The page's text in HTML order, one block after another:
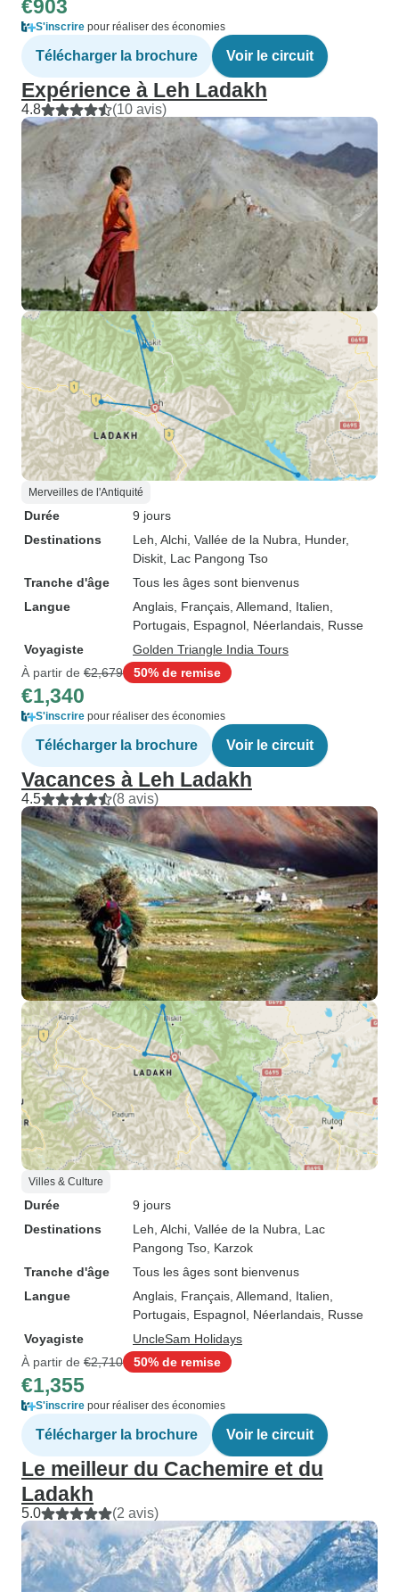
€903
S'inscrire pour réaliser des économies
Télécharger la brochure Voir le circuit
Expérience à Leh Ladakh
4.8 (10 avis)
Merveilles de l'Antiquité
Durée
9 jours
Destinations
Leh , Alchi , Vallée de la Nubra , Hunder,
Diskit , Lac Pangong Tso
Tranche d'âge
Tous les âges sont bienvenus
Langue
Anglais, Français, Allemand, Italien,
Portugais, Espagnol, Néerlandais, Russe
Voyagiste
Golden Triangle India Tours
À partir de €2,679 50% de remise
€1,340
S'inscrire pour réaliser des économies
Télécharger la brochure Voir le circuit
Vacances à Leh Ladakh
4.5 (8 avis)
Villes & Culture
Durée
9 jours
Destinations
Leh , Alchi , Vallée de la Nubra , Lac
Pangong Tso , Karzok
Tranche d'âge
Tous les âges sont bienvenus
Langue
Anglais, Français, Allemand, Italien,
Portugais, Espagnol, Néerlandais, Russe
Voyagiste
UncleSam Holidays
À partir de €2,710 50% de remise
€1,355
S'inscrire pour réaliser des économies
Télécharger la brochure Voir le circuit
Le meilleur du Cachemire et du
Ladakh
5.0 (2 avis)